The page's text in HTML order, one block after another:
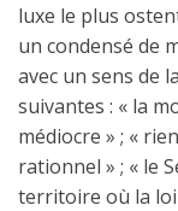
luxe le plus
un condensé de
avec un sens de
suivantes : « la
médiocre » ; «
rationnel » ; « le
territoire où la loi